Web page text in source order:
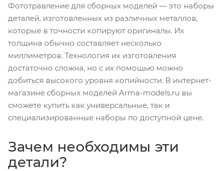
Фототравление для сборных моделей — это наборы
деталей, изготовленных из различных металлов,
которые в точности копируют оригиналы. Их
толщина обычно составляет несколько
миллиметров. Технология их изготовления
достаточно сложна, но с их помощью можно
добиться высокого уровня копийности. В интернет-
магазине сборных моделей Arma-models.ru вы
сможете купить как универсальные, так и
специализированные наборы по доступной цене.
Зачем необходимы эти
детали?